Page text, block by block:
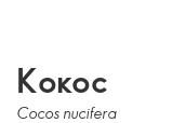
Кокос
Cocos nucifera